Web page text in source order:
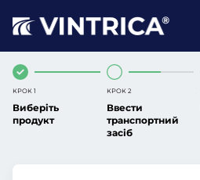
КРОК 1
Виберіть
продукт
КРОК 2
Ввести
транспортний
засіб